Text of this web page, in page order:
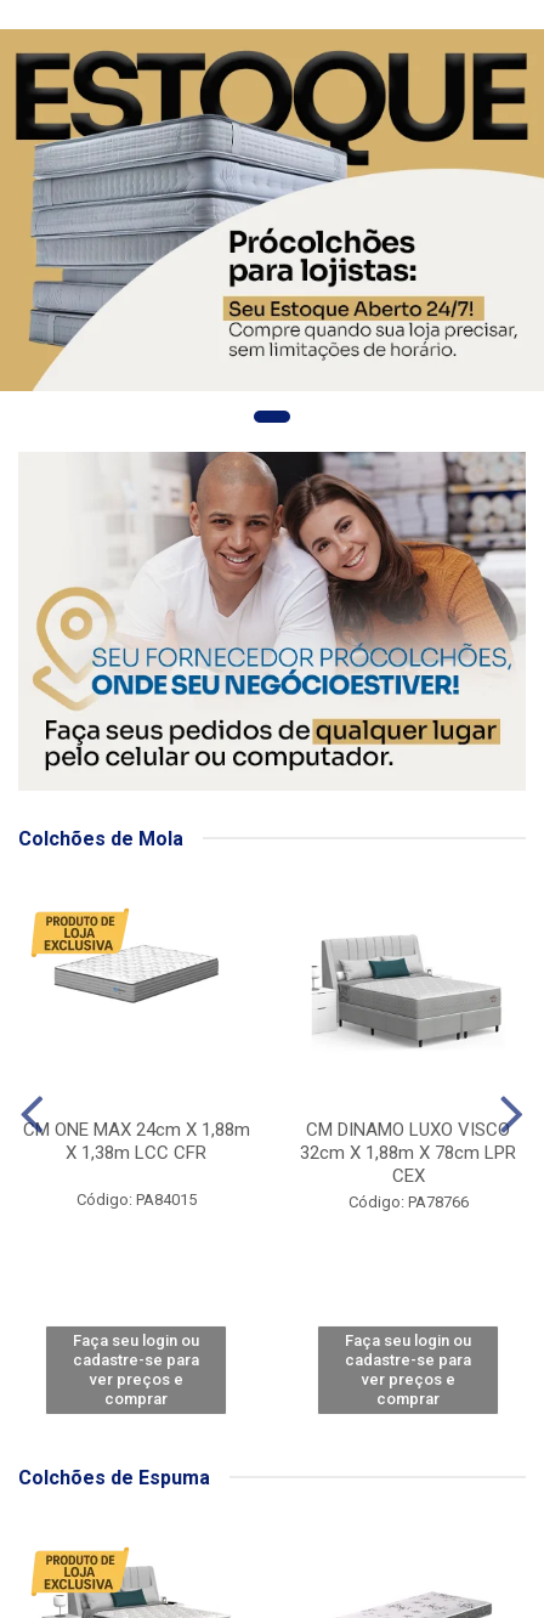
Colchões de Mola
CM ONE MAX 24cm X 1,88m
X 1,38m LCC CFR
Código: PA84015
Faça seu login ou
cadastre-se para
ver preços e
comprar
CM DINAMO LUXO VISCO
32cm X 1,88m X 78cm LPR
CEX
Código: PA78766
Faça seu login ou
cadastre-se para
ver preços e
comprar
Colchões de Espuma